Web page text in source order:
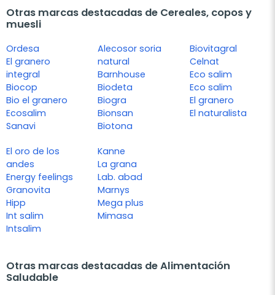
Otras marcas destacadas de Cereales, copos y
muesli
Ordesa
El granero
integral
Biocop
Bio el granero
Ecosalim
Sanavi
Alecosor soria
natural
Barnhouse
Biodeta
Biogra
Bionsan
Biotona
Biovitagral
Celnat
Eco salim
Eco salim
El granero
El naturalista
El oro de los
andes
Energy feelings
Granovita
Hipp
Int salim
Intsalim
Kanne
La grana
Lab. abad
Marnys
Mega plus
Mimasa
Otras marcas destacadas de Alimentación
Saludable